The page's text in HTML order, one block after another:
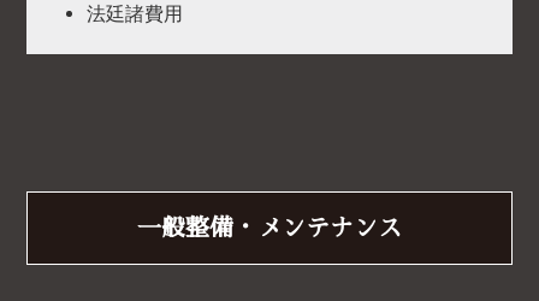
法廷諸費用
一般整備・メンテナンス